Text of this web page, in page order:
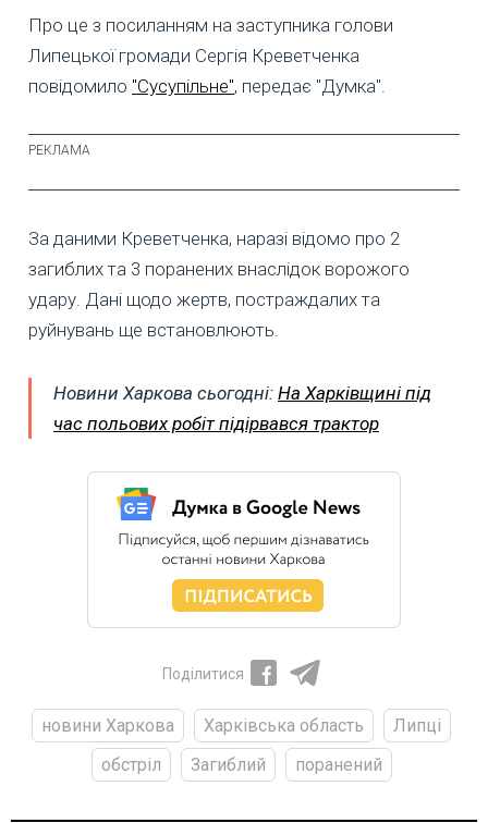
Про це з посиланням на заступника голови
Липецької громади Сергія Креветченка
повідомило "Сусупільне", передає "Думка".
За даними Креветченка, наразі відомо про 2
загиблих та 3 поранених внаслідок ворожого
удару. Дані щодо жертв, постраждалих та
руйнувань ще встановлюють.
Новини Харкова сьогодні: На Харківщині під
час польових робіт підірвався трактор
Поділитися
новини Харкова Харківська область
Липці
обстріл
Загиблий поранений